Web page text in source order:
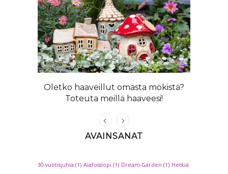
Oletko haaveillut omasta mökistä?
Toteuta meillä haaveesi!
AVAINSANAT
30-vuotisjuhla (1) Alafosslopi (1) Dream-Garden (1) Hetkiä